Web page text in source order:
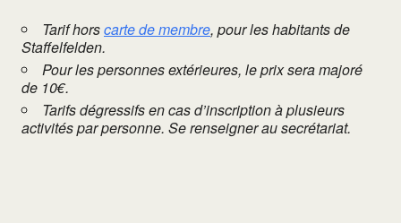
Tarif horscarte de membre, pour les habitants de
Staffelfelden.
Pour les personnes extérieures, le prix sera majoré
de 10€.
Tarifs dégressifs en cas d’inscription à plusieurs
activités par personne. Se renseigner au secrétariat.